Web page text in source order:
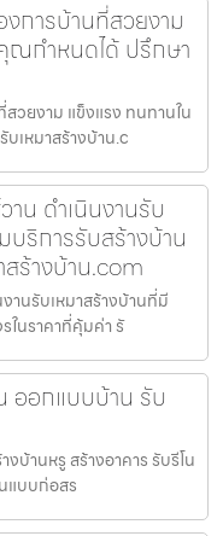
การบ้านที่สวยงาม
ณกำหนดได้ ปรึกษา
วยงาม แข็งแรง ทนทานใน
เหมาสร้างบ้าน.c
น ดำเนินงานรับ
บริการรับสร้างบ้าน
ร้างบ้าน.com
านรับเหมาสร้างบ้านที่มี
ในราคาที่คุ้มค่า รั
ออกแบบบ้าน รับ
บ้านหรู สร้างอาคาร รับรีโน
แบบก่อสร